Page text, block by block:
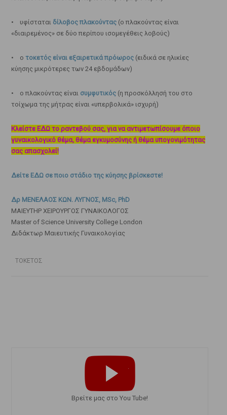
• υφίσταται δίλοβος πλακούντας(ο πλακούντας είναι
«διαιρεμένος» σε δύο περίπου ισομεγέθεις λοβούς)
• ο τοκετός είναι εξαιρετικά πρόωρος(ειδικά σε ηλικίες
κύησης μικρότερες των 24 εβδομάδων)
• ο πλακούντας είναι συμφυτικός (η προσκόλλησή του στο
τοίχωμα της μήτρας είναι «υπερβολικά» ισχυρή)
Κλείστε ΕΔΩ το ραντεβού σας, για να αντιμετωπίσουμε όποιο
γυναικολογικό θέμα, θέμα εγκυμοσύνης ή θέμα υπογονιμότητας
σας απασχολεί!
Δείτε ΕΔΩ σε ποιο στάδιο της κύησης βρίσκεστε!
Δρ ΜΕΝΕΛΑΟΣ ΚΩΝ. ΛΥΓΝΟΣ, MSc, PhD
ΜΑΙΕΥΤΗΡ ΧΕΙΡΟΥΡΓΟΣ ΓΥΝΑΙΚΟΛΟΓΟΣ
Master of Science University College London
Διδάκτωρ Μαιευτικής Γυναικολογίας
ΤΟΚΕΤΟΣ
Bρείτε μας στο You Tube!